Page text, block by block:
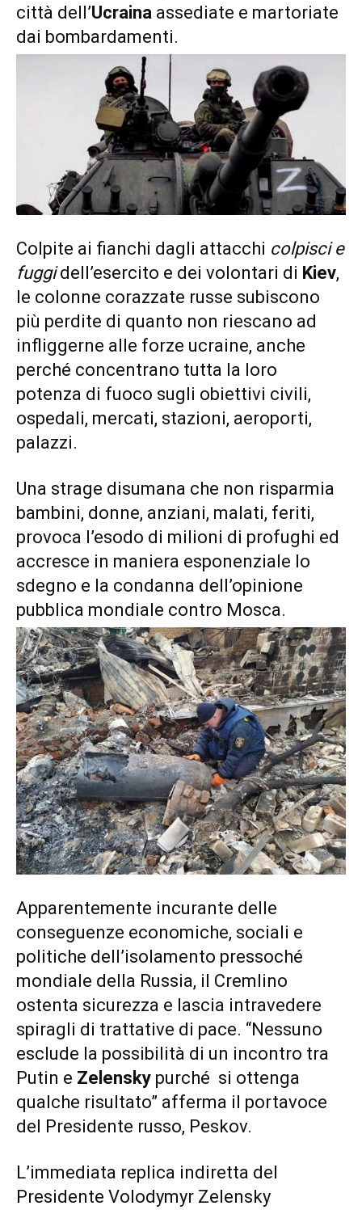
città dell’Ucraina assediate e martoriate
dai bombardamenti.
Colpite ai fianchi dagli attacchi colpisci e
fuggidell’esercito e dei volontari di Kiev,
le colonne corazzate russe subiscono
più perdite di quanto non riescano ad
infliggerne alle forze ucraine, anche
perché concentrano tutta la loro
potenza di fuoco sugli obiettivi civili,
ospedali, mercati, stazioni, aeroporti,
palazzi.
Una strage disumana che non risparmia
bambini, donne, anziani, malati, feriti,
provoca l’esodo di milioni di profughi ed
accresce in maniera esponenziale lo
sdegno e la condanna dell’opinione
pubblica mondiale contro Mosca.
Apparentemente incurante delle
conseguenze economiche, sociali e
politiche dell’isolamento pressoché
mondiale della Russia, il Cremlino
ostenta sicurezza e lascia intravedere
spiragli di trattative di pace. “Nessuno
esclude la possibilità di un incontro tra
Putin e Zelensky purché si ottenga
qualche risultato” afferma il portavoce
del Presidente russo, Peskov.
L’immediata replica indiretta del
Presidente Volodymyr Zelensky